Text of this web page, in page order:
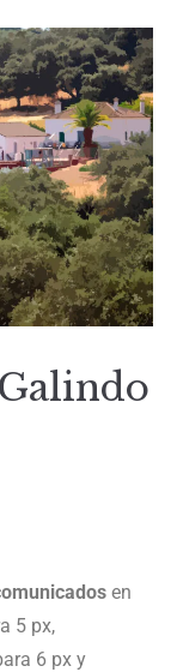
en
5 px,
6 px y